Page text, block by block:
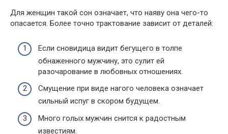
Для женщин такой сон означает, что наяву она чего-то
опасается. Более точно трактование зависит от деталей:
Если сновидица видит бегущего в толпе
обнаженного мужчину, это сулит ей
разочарование в любовных отношениях.
Смущение при виде нагого человека означает
сильный испуг в скором будущем.
Много голых мужчин снится к радостным
известиям.